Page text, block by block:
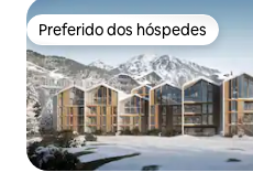
Preferido dos hóspedes
Preferido dos hóspedes